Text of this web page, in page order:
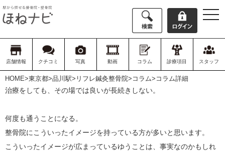
店舗情報 クチコミ 写真 動画 コラム 診療項目 スタッフ
HOME>東京都>品川駅> リフレ鍼灸整骨院> コラム>コラム詳細
治療をしても、その場では良いが長続きしない。
何度も通うことになる。
整骨院にこういったイメージを持っている方が多いと思います。
こういったイメージが広まっているゆうことは、事実なのかもしれ